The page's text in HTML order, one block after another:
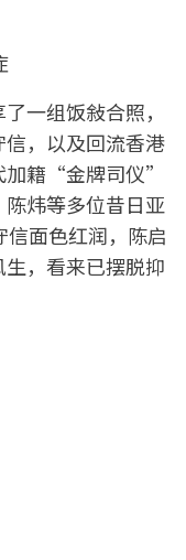
一组饭敍合照，
，以及回流香港
加籍“金牌司仪”
炜等多位昔日亚
面色红润，陈启
，看来已摆脱抑